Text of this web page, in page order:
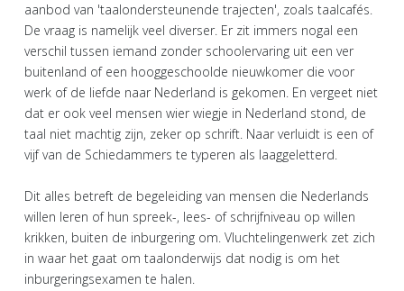
aanbod van 'taalondersteunende trajecten', zoals taalcafés.
De vraag is namelijk veel diverser. Er zit immers nogal een
verschil tussen iemand zonder schoolervaring uit een ver
buitenland of een hooggeschoolde nieuwkomer die voor
werk of de liefde naar Nederland is gekomen. En vergeet niet
dat er ook veel mensen wier wiegje in Nederland stond, de
taal niet machtig zijn, zeker op schrift. Naar verluidt is een of
vijf van de Schiedammers te typeren als laaggeletterd.
Dit alles betreft de begeleiding van mensen die Nederlands
willen leren of hun spreek-, lees- of schrijfniveau op willen
krikken, buiten de inburgering om. Vluchtelingenwerk zet zich
in waar het gaat om taalonderwijs dat nodig is om het
inburgeringsexamen te halen.